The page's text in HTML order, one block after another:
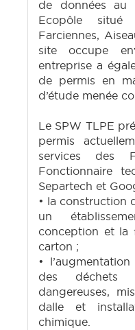
de données au
Ecopôle
Farciennes,
site occupe
entreprise a
de permis en
d’étude menée
Le SPW TLPE
permis
services des
Fonctionnaire
Separtech et
• la construction
un
conception et la
carton ;
•
des déchets
dangereuses,
dalle et
chimique.